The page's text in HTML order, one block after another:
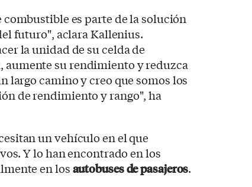
es parte de la solución
futuro", aclara Kallenius.
la unidad de su celda de
aumente su rendimiento y reduzca
largo camino y creo que somos los
de rendimiento y rango", ha
un vehículo en el que
Y lo han encontrado en los
en losautobuses de pasajeros.